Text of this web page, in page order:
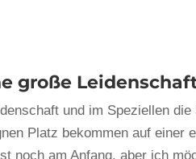
große
und im Speziellen
Platz bekommen auf einer
noch am Anfang, aber ich